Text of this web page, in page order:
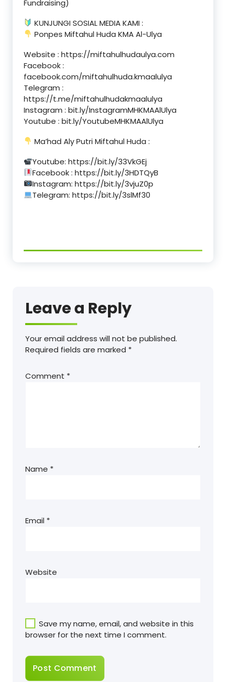
Fundraising)
KUNJUNGI SOSIAL MEDIA KAMI :
Ponpes Miftahul Huda KMA Al-Ulya
Website : https://miftahulhudaulya.com
Facebook :
facebook.com/miftahulhuda.kmaalulya
Telegram :
https://t.me/miftahulhudakmaalulya
Instagram : bit.ly/InstagramMHKMAAlUlya
Youtube : bit.ly/YoutubeMHKMAAlUlya
Ma’had Aly Putri Miftahul Huda :
Youtube: https://bit.ly/33VkGEj
Facebook : https://bit.ly/3HDTQyB
Instagram: https://bit.ly/3vjuZ0p
Telegram: https://bit.ly/3slMf30
Leave a Reply
Your email address will not be published.
Required fields are marked *
Comment *
Name *
Email *
Website
Save my name, email, and website in this
browser for the next time I comment.